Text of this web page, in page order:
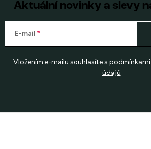
Aktuální novinky a slevy
E-mail
Vložením e-mailu souhlasíte s
údajů